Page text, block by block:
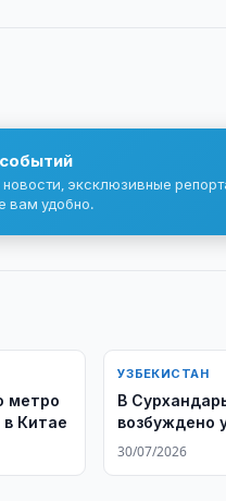
эксклюзивные
вам удобно.
метро
в Китае
УЗБЕКИСТАН
​​​​​​​В
возбуждено
факту
30/07/2026